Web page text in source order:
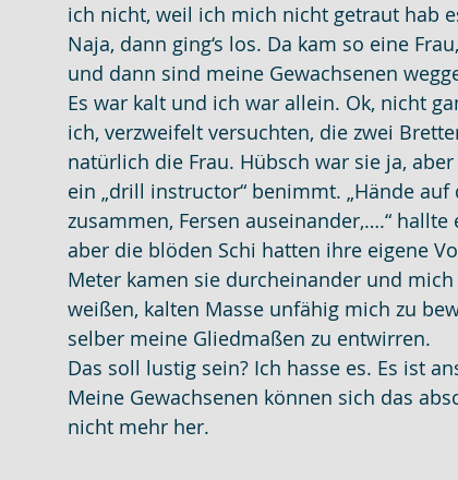
ich nicht, weil ich mich nicht getraut hab
Naja, dann ging‘s los. Da kam so eine
und dann sind meine Gewachsenen
Es war kalt und ich war allein. Ok, nicht
ich, verzweifelt versuchten, die zwei
natürlich die Frau. Hübsch war sie ja,
ein „drill instructor“ benimmt. „Hände auf
zusammen, Fersen auseinander,….“
aber die blöden Schi hatten ihre eigene
Meter kamen sie durcheinander und
weißen, kalten Masse unfähig mich zu
selber meine Gliedmaßen zu entwirren.
Das soll lustig sein? Ich hasse es. Es ist
Meine Gewachsenen können sich das
nicht mehr her.